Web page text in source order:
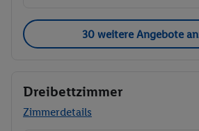
30 weitere Angebote
Dreibettzimmer
Zimmerdetails